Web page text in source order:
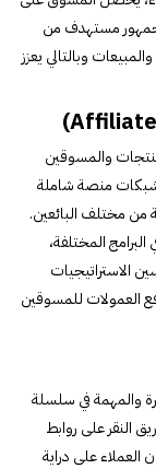
جمهور مستهدف من
وبالتالي يعزز
والمسوقين
منصة شاملة
من مختلف البائعين.
المختلفة،
الاستراتيجيات
العمولات للمسوقين
والمهمة في سلسلة
النقر على روابط
العملاء على دراية